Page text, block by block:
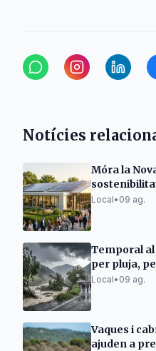
Notícies
Móra la
d'IA
Local• 09 ag.
Temporal al
per pluja,
Local• 09 ag.
Vaques i
ajuden a